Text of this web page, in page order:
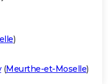
)
(Meurthe-et-Moselle)